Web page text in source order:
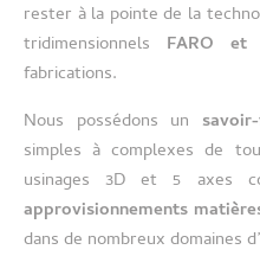
rester à la pointe de la
tridimensionnels FARO et
fabrications.
Nous possédons un
simples à complexes de
usinages 3D et 5 axes
approvisionnements
dans de nombreux domaines